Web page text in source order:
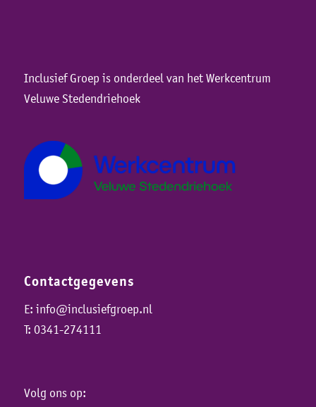
Inclusief Groep is onderdeel van het Werkcentrum
Veluwe Stedendriehoek
Contactgegevens
E: info@inclusiefgroep.nl
T: 0341-274111
Volg ons op: